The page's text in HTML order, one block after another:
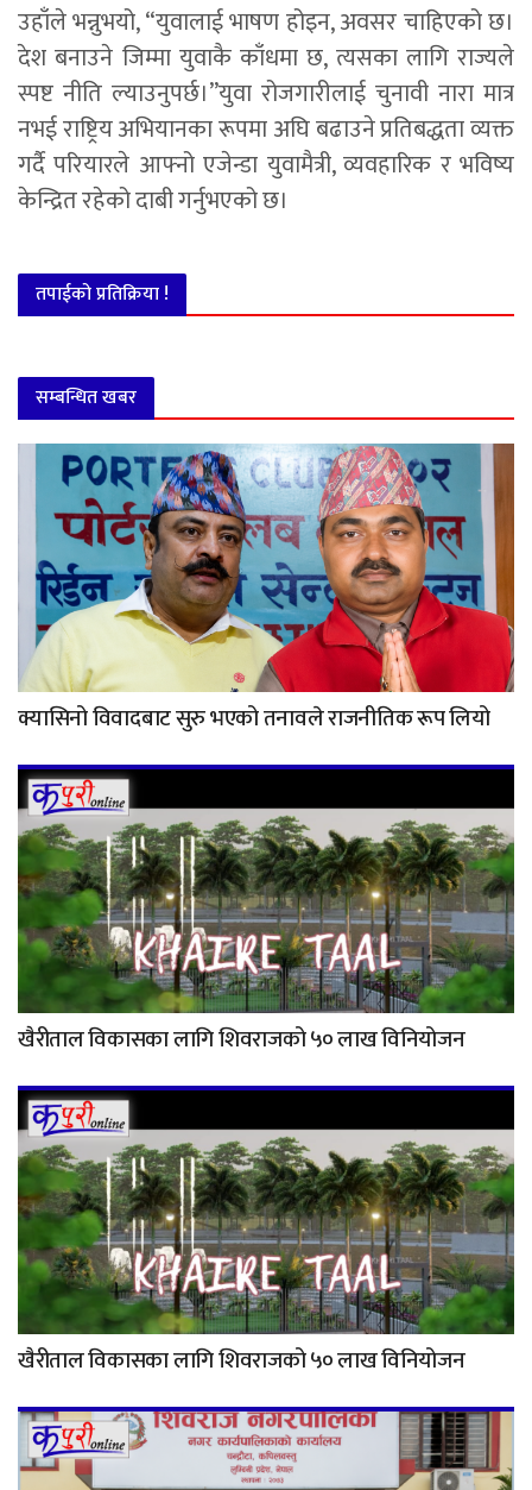
उहाँले भन्नुभयो, “युवालाई भाषण होइन, अवसर चाहिएको छ।
देश बनाउने जिम्मा युवाकै काँधमा छ, त्यसका लागि राज्यले
स्पष्ट नीति ल्याउनुपर्छ।”युवा रोजगारीलाई चुनावी नारा मात्र
नभई राष्ट्रिय अभियानका रूपमा अघि बढाउने प्रतिबद्धता व्यक्त
गर्दै परियारले आफ्नो एजेन्डा युवामैत्री, व्यवहारिक र भविष्य
केन्द्रित रहेको दाबी गर्नुभएको छ।
तपाईको प्रतिक्रिया !
सम्बन्धित खबर
क्यासिनो विवादबाट सुरु भएको तनावले राजनीतिक रूप लियो
खैरीताल विकासका लागि शिवराजको ५० लाख विनियोजन
खैरीताल विकासका लागि शिवराजको ५० लाख विनियोजन